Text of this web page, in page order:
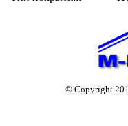
© Copyright